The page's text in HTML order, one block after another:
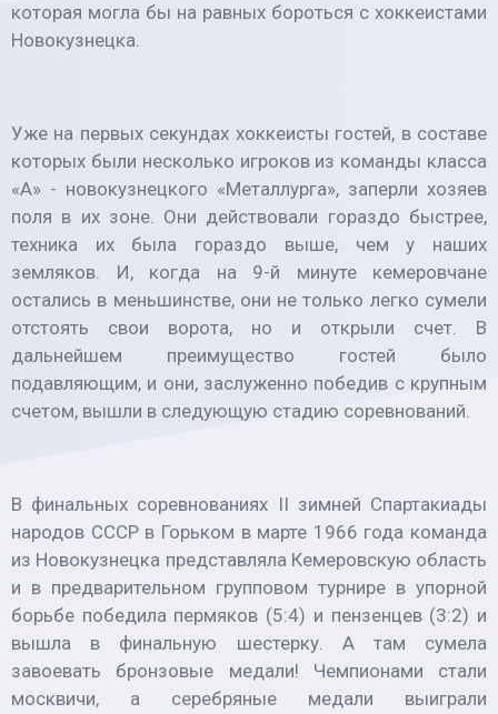
которая могла бы на равных бороться с хоккеистами
Новокузнецка.
Уже на первых секундах хоккеисты гостей, в составе
которых были несколько игроков из команды класса
«А» - новокузнецкого «Металлурга», заперли хозяев
поля в их зоне. Они действовали гораздо быстрее,
техника их была гораздо выше, чем у наших
земляков. И, когда на 9-й минуте кемеровчане
остались в меньшинстве, они не только легко сумели
отстоять свои ворота, но и открыли счет. В
дальнейшем преимущество гостей было
подавляющим, и они, заслуженно победив с крупным
счетом, вышли в следующую стадию соревнований.
В финальных соревнованиях II зимней Спартакиады
народов СССР в Горьком в марте 1966 года команда
из Новокузнецка представляла Кемеровскую область
и в предварительном групповом турнире в упорной
борьбе победила пермяков (5:4) и пензенцев (3:2) и
вышла в финальную шестерку. А там сумела
завоевать бронзовые медали! Чемпионами стали
москвичи, а серебряные медали выиграли